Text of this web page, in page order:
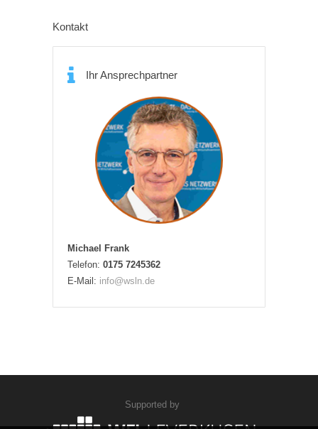
Kontakt
Ihr Ansprechpartner
Michael Frank
Telefon: 0175 7245362
E-Mail: info@wsln.de
Supported by